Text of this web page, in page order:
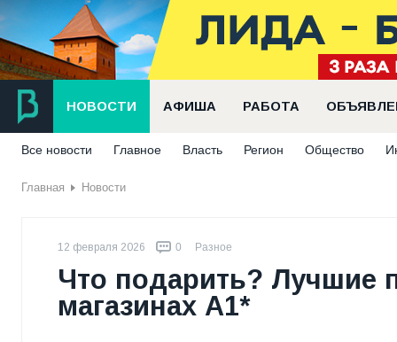
НОВОСТИ АФИША РАБОТА
Все новости Главное Власть Регион Общество
Главная Новости
12 февраля 2026 0 Разное
Что подарить? Лучшие
магазинах А1*